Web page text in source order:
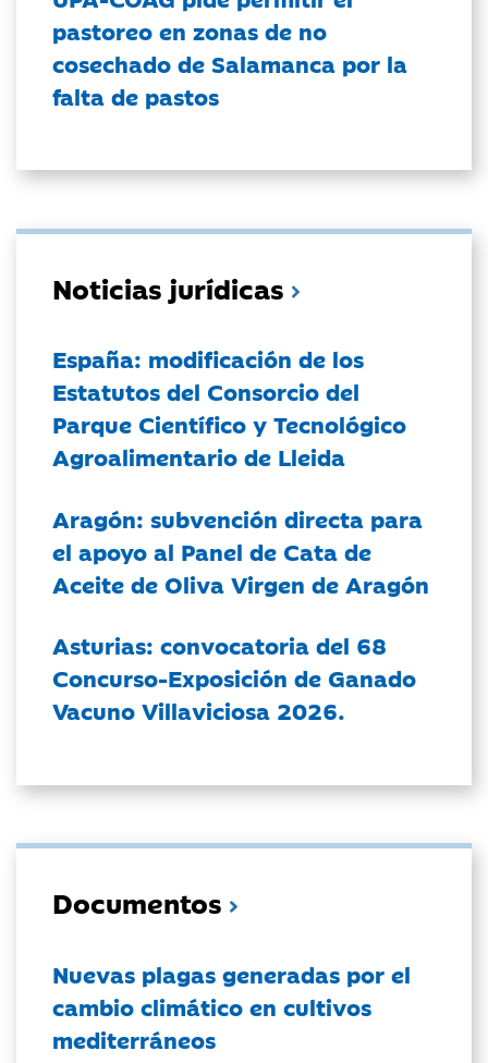
pastoreo en zonas de no
cosechado de Salamanca por la
falta de pastos
Noticias jurídicas
España: modificación de los
Estatutos del Consorcio del
Parque Científico y Tecnológico
Agroalimentario de Lleida
Aragón: subvención directa para
el apoyo al Panel de Cata de
Aceite de Oliva Virgen de Aragón
Asturias: convocatoria del 68
Concurso-Exposición de Ganado
Vacuno Villaviciosa 2026.
Documentos
Nuevas plagas generadas por el
cambio climático en cultivos
mediterráneos